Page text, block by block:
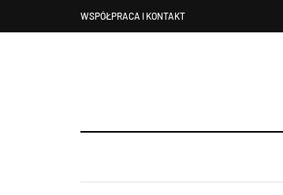
WSPÓŁPRACA I KONTAKT